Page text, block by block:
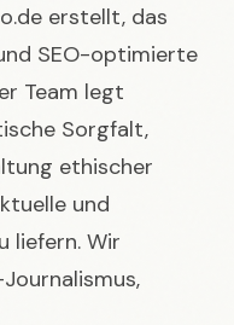
erstellt, das
SEO-optimierte
Team legt
Sorgfalt,
ethischer
und
liefern. Wir